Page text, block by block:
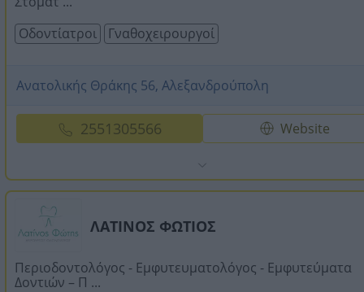
Οδοντίατροι
Γναθοχειρουργοί
Ανατολικής Θράκης 56, Αλεξανδρούπολη
2551305566 Website
ΛΑΤΙΝΟΣ ΦΩΤΙΟΣ
Περιοδοντολόγος - Εμφυτευματολόγος - Εμφυτεύματα
Δοντιών – Π ...